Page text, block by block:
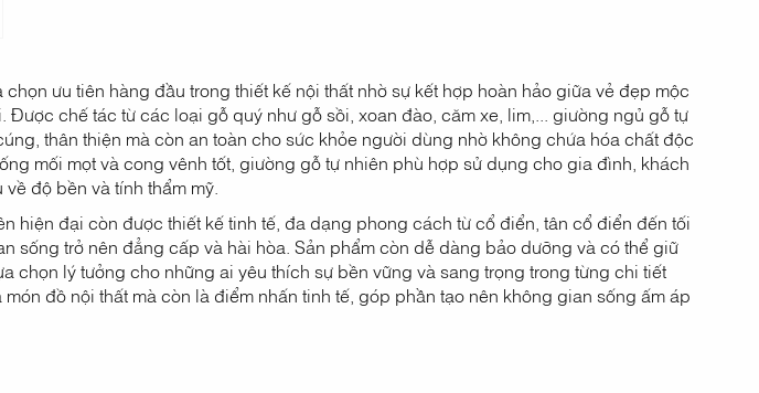
ưu tiên hàng đầu trong thiết kế nội thất nhờ sự kết hợp hoàn hảo giữa vẻ đẹp mộc
Được chế tác từ các loại gỗ quý như gỗ sồi, xoan đào, căm xe, lim,... giường ngủ gỗ tự
thân thiện mà còn an toàn cho sức khỏe người dùng nhờ không chứa hóa chất độc
mối mọt và cong vênh tốt, giường gỗ tự nhiên phù hợp sử dụng cho gia đình, khách
về độ bền và tính thẩm mỹ.
hiện đại còn được thiết kế tinh tế, đa dạng phong cách từ cổ điển, tân cổ điển đến tối
sống trở nên đẳng cấp và hài hòa. Sản phẩm còn dễ dàng bảo dưỡng và có thể giữ
chọn lý tưởng cho những ai yêu thích sự bền vững và sang trọng trong từng chi tiết
đồ nội thất mà còn là điểm nhấn tinh tế, góp phần tạo nên không gian sống ấm áp